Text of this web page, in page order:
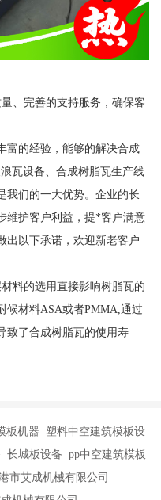
、完善的支持服务，确保客
富的经验，能够的解决合成
瓦设备、合成树脂瓦生产线
我们的一大优势。企业的长
维护客户利益，提*客户满意
出以下承诺，欢迎新老客户
料的选用直接影响树脂瓦的
候材料ASA或者PMMA,通过
致了合成树脂瓦的使用寿
板机器 塑料中空建筑模板设
城板设备 pp中空建筑模板
市艾成机械有限公司